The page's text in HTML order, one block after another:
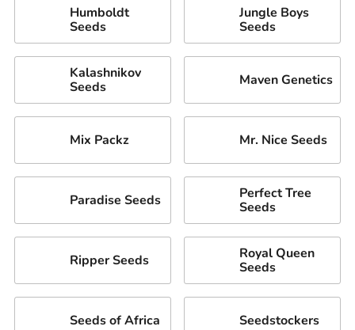
Humboldt
Seeds
Jungle Boys
Seeds
Kalashnikov
Seeds
Maven Genetics
Mix Packz Mr. Nice Seeds
Paradise Seeds
Perfect Tree
Seeds
Ripper Seeds
Royal Queen
Seeds
Seeds of Africa Seedstockers